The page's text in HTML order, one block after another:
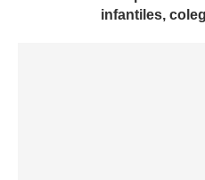
infantiles,